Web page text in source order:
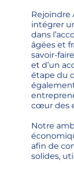
Rejoindre
intégrer
dans
âgées et
savoir-
et d’un
étape du
cœur des
Notre
afin de
solides,